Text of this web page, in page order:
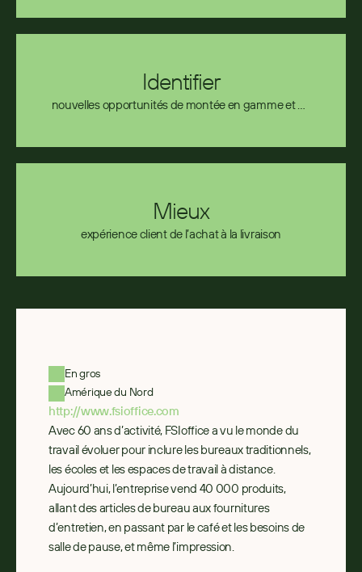
Identifier
nouvelles opportunités de montée en gamme et de
Mieux
expérience client de l’achat à la livraison
En gros
Amérique du Nord
http://www.fsioffice.com
Avec 60 ans d’activité, FSIoffice a vu le monde du
travail évoluer pour inclure les bureaux traditionnels,
les écoles et les espaces de travail à distance.
Aujourd’hui, l’entreprise vend 40 000 produits,
allant des articles de bureau aux fournitures
d’entretien, en passant par le café et les besoins de
salle de pause, et même l’impression.